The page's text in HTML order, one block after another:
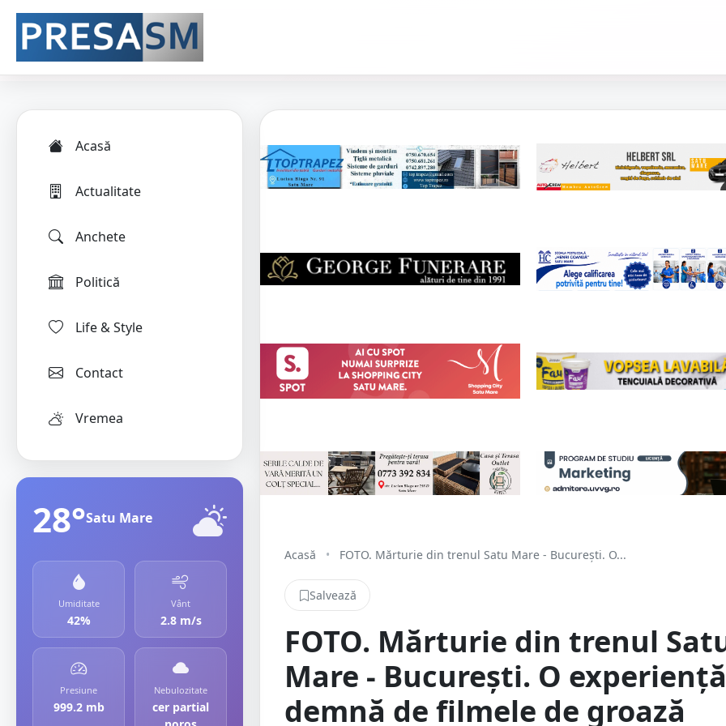
Acasă
Actualitate
Anchete
Politică
Life & Style
Contact
Vremea
28°Satu Mare
Umiditate
42%
Vânt
2.8 m/s
Presiune
999.2 mb
Nebulozitate
cer partial
Acasă • FOTO. Mărturie din trenul Satu Mare - București. O...
Salvează
FOTO. Mărturie din trenul
Mare - București. O experiență
demnă de filmele de groază